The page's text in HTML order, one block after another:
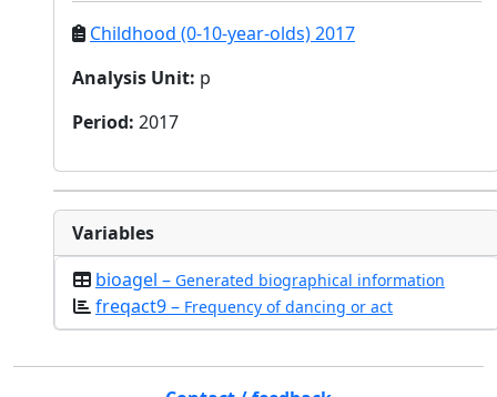
Childhood (0-10-year-olds) 2017
Analysis Unit: p
Period: 2017
Variables
bioagel – Generated biographical information
freqact9 – Frequency of dancing or act